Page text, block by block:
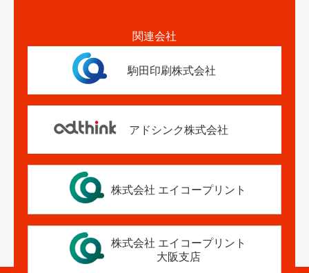
関連会社
駒田印刷株式会社
アドシンク株式会社
株式会社 エイコープリント
株式会社 エイコープリント
大阪支店